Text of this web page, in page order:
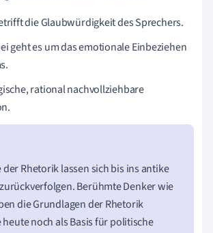
die Glaubwürdigkeit des Sprechers.
geht es um das emotionale Einbeziehen
rational nachvollziehbare
der Rhetorik lassen sich bis ins antike
Berühmte Denker wie
die Grundlagen der Rhetorik
noch als Basis für politische